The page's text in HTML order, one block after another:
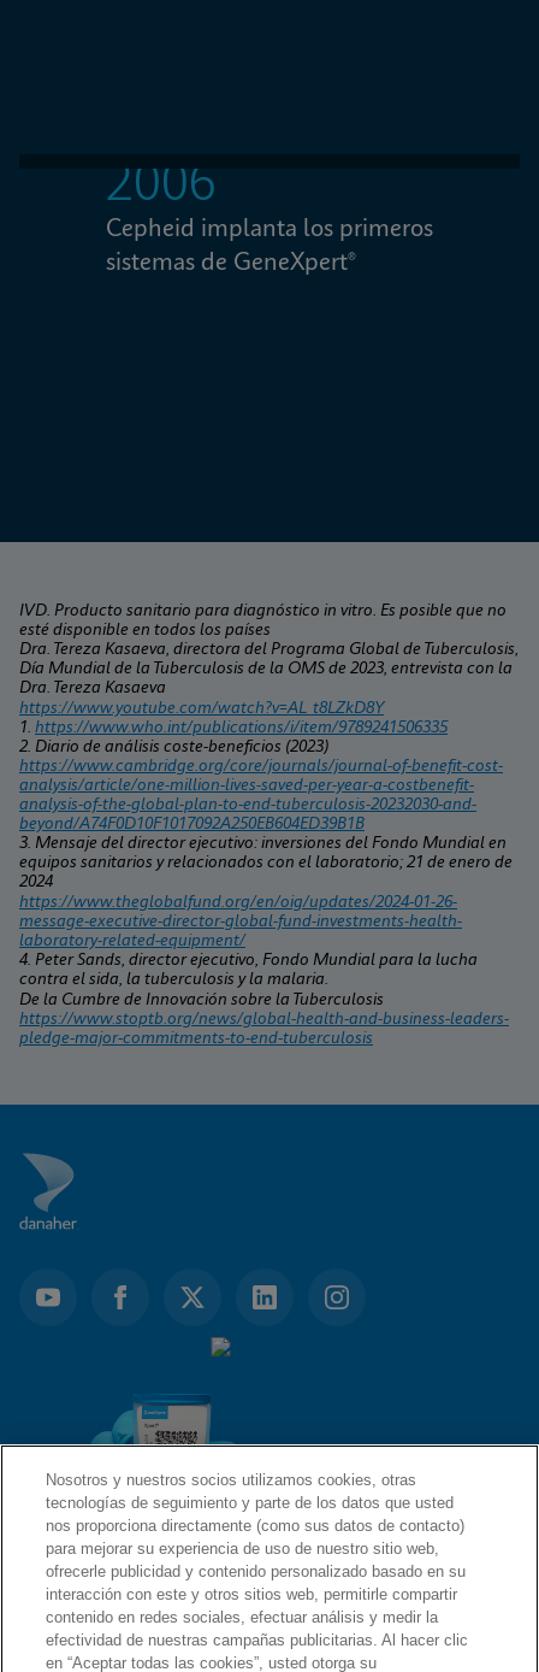
2006
Cepheid implanta los primeros
sistemas de GeneXpert®
IVD. Producto sanitario para diagnóstico in vitro. Es posible que no
esté disponible en todos los países
Dra. Tereza Kasaeva, directora del Programa Global de Tuberculosis,
Día Mundial de la Tuberculosis de la OMS de 2023, entrevista con la
Dra. Tereza Kasaeva
https://www.youtube.com/watch?v=AL_t8LZkD8Y
1. https://www.who.int/publications/i/item/9789241506335
https://www.cambridge.org/core/journals/journal-of-benefit-cost-
analysis/article/one-million-lives-saved-per-year-a-costbenefit-
analysis-of-the-global-plan-to-end-tuberculosis-20232030-and-
beyond/A74F0D10F1017092A250EB604ED39B1B
3. Mensaje del director ejecutivo: inversiones del Fondo Mundial en
equipos sanitarios y relacionados con el laboratorio; 21 de enero de
2024
https://www.theglobalfund.org/en/oig/updates/2024-01-26-
message-executive-director-global-fund-investments-health-
laboratory-related-equipment/
4. Peter Sands, director ejecutivo, Fondo Mundial para la lucha
contra el sida, la tuberculosis y la malaria.
https://www.stoptb.org/news/global-health-and-business-leaders-
pledge-major-commitments-to-end-tuberculosis
ENLACES RÁPIDOS
Nosotros y nuestros socios utilizamos cookies, otras
tecnologías de seguimiento y parte de los datos que usted
nos proporciona directamente (como sus datos de contacto)
para mejorar su experiencia de uso de nuestro sitio web,
ofrecerle publicidad y contenido personalizado basado en su
interacción con este y otros sitios web, permitirle compartir
contenido en redes sociales, efectuar análisis y medir la
efectividad de nuestras campañas publicitarias. Al hacer clic
en “Aceptar todas las cookies”, usted otorga su